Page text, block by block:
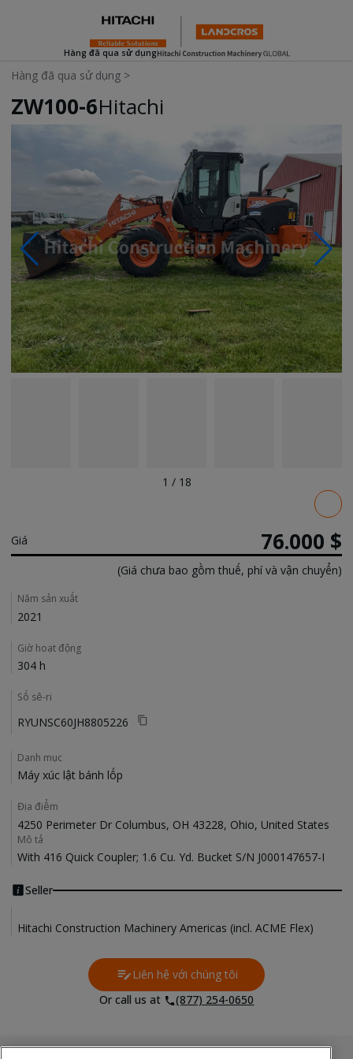
Hàng đã qua sử dụng
Hàng đã qua sử dụng >
ZW100-6Hitachi
1 / 18
Giá 76.000 $
(Giá chưa bao gồm thuế, phí và vận chuyển)
Details
Năm sản xuất
2021
Giờ hoạt động
304 h
Số sê-ri
RYUNSC60JH8805226
Danh mục
Máy xúc lật bánh lốp
Địa điểm
4250 Perimeter Dr Columbus, OH 43228, Ohio, United States
Mô tả
With 416 Quick Coupler; 1.6 Cu. Yd. Bucket S/N J000147657-I
Seller
Hitachi Construction Machinery Americas (incl. ACME Flex)
Contact Us
Liên hệ với chúng tôi
Or call us at
(877) 254-0650